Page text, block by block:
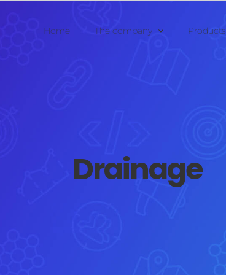
Home The company Products
Drainage